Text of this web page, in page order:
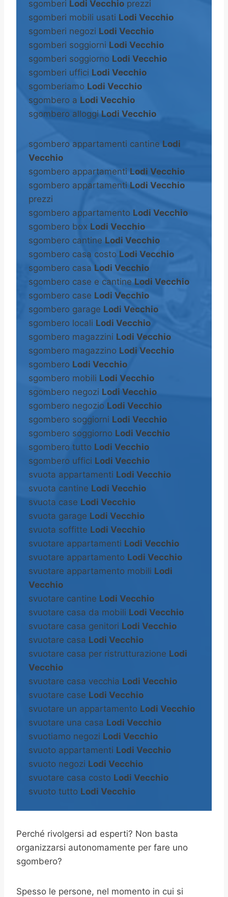
sgomberi Lodi Vecchio prezzi
sgomberi mobili usati Lodi Vecchio
sgomberi negozi Lodi Vecchio
sgomberi soggiorni Lodi Vecchio
sgomberi soggiorno Lodi Vecchio
sgomberi uffici Lodi Vecchio
sgomberiamo Lodi Vecchio
sgombero a Lodi Vecchio
sgombero alloggi Lodi Vecchio
sgombero appartamenti cantine Lodi
Vecchio
sgombero appartamenti Lodi Vecchio
sgombero appartamenti Lodi Vecchio
prezzi
sgombero appartamento Lodi Vecchio
sgombero box Lodi Vecchio
sgombero cantine Lodi Vecchio
sgombero casa costo Lodi Vecchio
sgombero casa Lodi Vecchio
sgombero case e cantine Lodi Vecchio
sgombero case Lodi Vecchio
sgombero garage Lodi Vecchio
sgombero locali Lodi Vecchio
sgombero magazzini Lodi Vecchio
sgombero magazzino Lodi Vecchio
sgombero Lodi Vecchio
sgombero mobili Lodi Vecchio
sgombero negozi Lodi Vecchio
sgombero negozio Lodi Vecchio
sgombero soggiorni Lodi Vecchio
sgombero soggiorno Lodi Vecchio
sgombero tutto Lodi Vecchio
sgombero uffici Lodi Vecchio
svuota appartamenti Lodi Vecchio
svuota cantine Lodi Vecchio
svuota case Lodi Vecchio
svuota garage Lodi Vecchio
svuota soffitte Lodi Vecchio
svuotare appartamenti Lodi Vecchio
svuotare appartamento Lodi Vecchio
svuotare appartamento mobili Lodi
Vecchio
svuotare cantine Lodi Vecchio
svuotare casa da mobili Lodi Vecchio
svuotare casa genitori Lodi Vecchio
svuotare casa Lodi Vecchio
svuotare casa per ristrutturazione Lodi
Vecchio
svuotare casa vecchia Lodi Vecchio
svuotare case Lodi Vecchio
svuotare un appartamento Lodi Vecchio
svuotare una casa Lodi Vecchio
svuotiamo negozi Lodi Vecchio
svuoto appartamenti Lodi Vecchio
svuoto negozi Lodi Vecchio
svuotare casa costo Lodi Vecchio
svuoto tutto Lodi Vecchio
Perché rivolgersi ad esperti? Non basta
organizzarsi autonomamente per fare uno
sgombero?
Spesso le persone, nel momento in cui si